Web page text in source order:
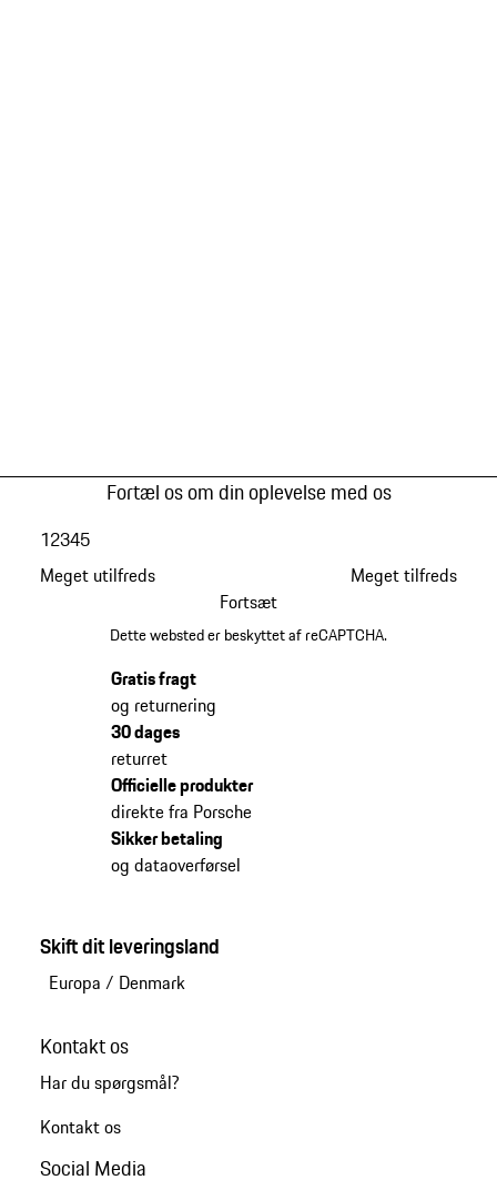
Fortæl os om din oplevelse med os
Meget utilfreds
12345
Meget tilfreds
Fortsæt
Dette websted er beskyttet af reCAPTCHA.
Gratis fragt
og returnering
30 dages
returret
Officielle produkter
direkte fra Porsche
Sikker betaling
og dataoverførsel
Skift dit leveringsland
Europa / Denmark
Kontakt os
Har du spørgsmål?
Kontakt os
Social Media